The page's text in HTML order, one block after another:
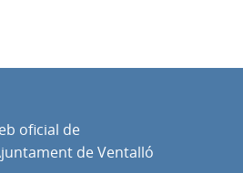
oficial de
de Ventalló